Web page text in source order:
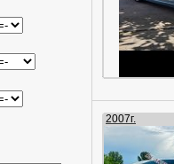
2007г.